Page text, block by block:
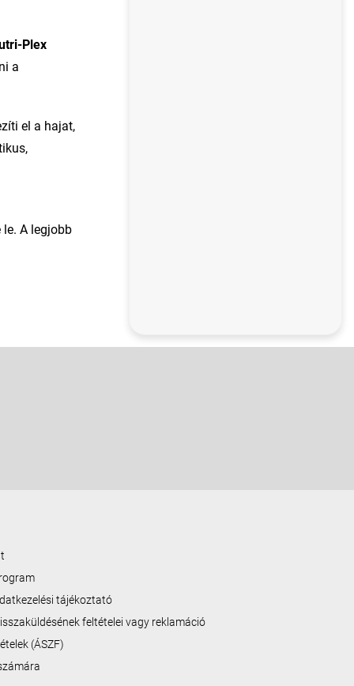
Plex
a
el a hajat,
A legjobb
tájékoztató
feltételei vagy reklamáció
(ÁSZF)